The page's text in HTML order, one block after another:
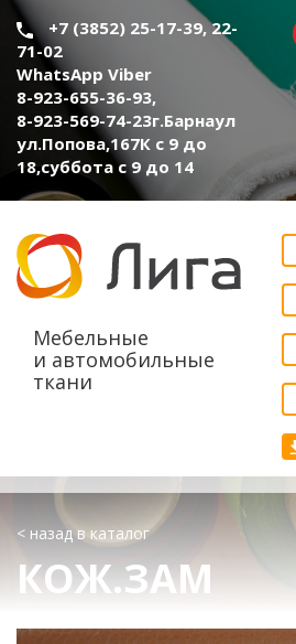
+7 (3852) 25-17-39, 22-
71-02
WhatsApp Viber
8-923-655-36-93,
8-923-569-74-23г.Барнаул
ул.Попова,167К с 9 до
18,суббота с 9 до 14
Мебельные
и автомобильные
ткани
< назад в каталог
КОЖ.ЗАМ